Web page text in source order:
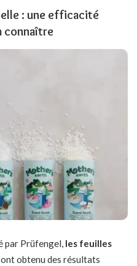
: une efficacité
connaître
par Prüfengel, les feuilles
ont obtenu des résultats